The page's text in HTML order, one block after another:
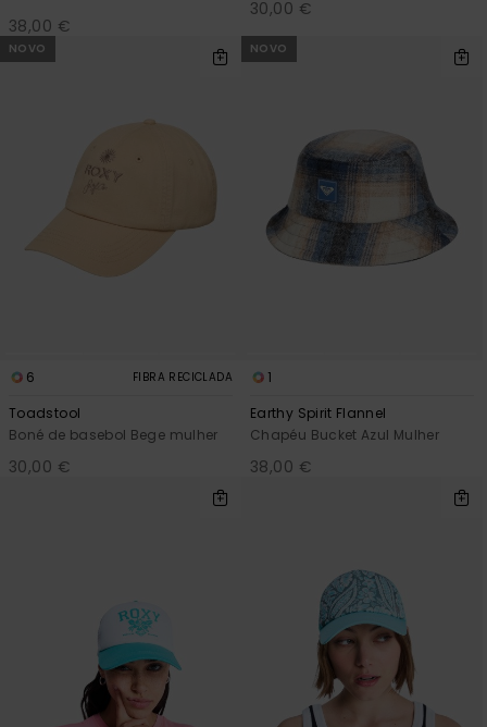
38,00 €
30,00 €
NOVO
6 FIBRA RECICLADA
Toadstool
Boné de basebol Bege mulher
30,00 €
NOVO
1
Earthy Spirit Flannel
Chapéu Bucket Azul Mulher
38,00 €